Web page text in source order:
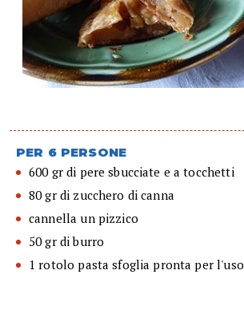
PER 6 PERSONE
600 gr di pere sbucciate e a tocchetti
80 gr di zucchero di canna
cannella un pizzico
50 gr di burro
1 rotolo pasta sfoglia pronta per l'uso